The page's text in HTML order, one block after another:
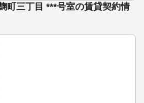
町三丁目 ***号室の賃貸契約情